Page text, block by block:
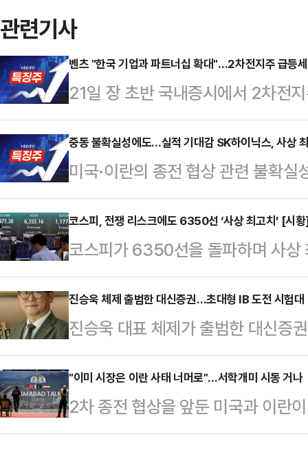
관련기사
벤츠 "한국 기업과 파트너십 확대"…2차전지주 급등
21일 장 초반 국내증시에서 2차전
동차업체인 메르세데스-벤츠가 삼
한국 기업과의 파트너십 강화를 예
새다.이날 오전 10시 27분 코스피
60만4000원에 거래 중이다. 장중
를 갈아치우기도 했다.전날 삼성
위한 다년 계약을 체결했다고 밝힌
(9.57%), …
중동 불확실성에도…실적 기대감 SK하이닉스, 사상
미국·이란의 종전 협상 관련 불확
SK하이닉스 주가가 사상 최고가를
장에서 SK하이닉스는 전장보다
장중 121만7000원에 거래되며 사
이어 SK하이닉스가 사상 최대 실
투자심리가 강하게 반응하는 모양
석도 제기되지만, 당분간 업황 개선
는 목소리에 힘…
코스피, 전쟁 리스크에도 6350선 ‘사상 최고치’ [시
코스피가 6350선을 돌파하며 사상
남아있으나 실적 기대감이 지수를
르면 코스피지수는 오전 9시 46분
(1.97%) 오른 6341.87을 가리키
(1.34%) 높은 6302.54로 개장한
6355.39까지 치솟아 직전 최고치
면 개인이 5675원 순매도해 지수
각…
진승욱 체제 출범한 대신증권…초대형 IB 도전 시험대
진승욱 대표 체제가 출범한 대신증
에 올랐다.자기자본 요건은 충족했
이낸싱(PF) 발 재무건전성 검증이
계에 따르면, 대신증권은 지난달
다.진 대표는 1993년 공채로 입사
"이미 시장은 이란 사태 너머로"…서학개미 시동 거나
2차 종전 협상을 앞둔 미국과 이란
가고 있지만, 시장은 사실상 '최악